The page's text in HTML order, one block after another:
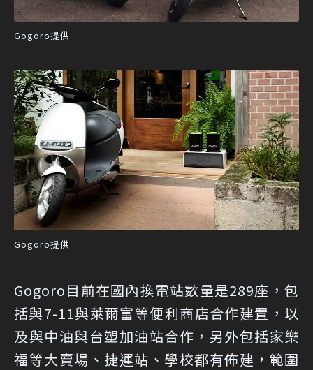
Gogoro提供
Gogoro提供
Gogoro目前在國內換電站數量是289座，包
括與7-11與萊爾富等便利商店合作建置，以
及與中油與台塑加油站合作，另外包括家樂
福等大賣場、捷運站、學校都有佈建，範圍